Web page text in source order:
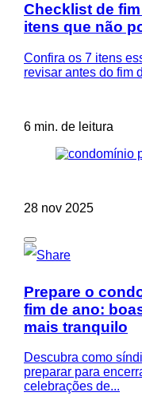
Checklist de
itens que não
Confira os 7 itens
revisar antes do fim
6 min. de leitura
28 nov 2025
Prepare o
fim de ano:
mais tranquilo
Descubra como
preparar para
celebrações de...